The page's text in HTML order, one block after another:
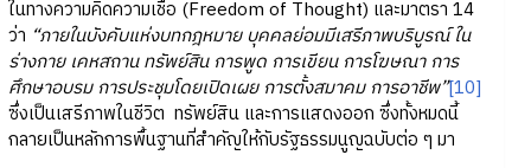
ในทางความคิดความเชื่อ (Freedom of Thought) และมาตรา 14
ว่า “ภายในบังคับแห่งบทกฎหมาย บุคคลย่อมมีเสรีภาพบริบูรณ์ ใน
ร่างกาย เคหสถาน ทรัพย์สิน การพูด การเขียน การโฆษณา การ
ศึกษาอบรม การประชุมโดยเปิดเผย การตั้งสมาคม การอาชีพ”[10]
ซึ่งเป็นเสรีภาพในชีวิต ทรัพย์สิน และการแสดงออก ซึ่งทั้งหมดนี้
กลายเป็นหลักการพื้นฐานที่สำคัญให้กับรัฐธรรมนูญฉบับต่อ ๆ มา